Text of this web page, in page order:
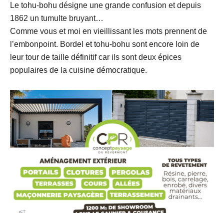
Le tohu-bohu désigne une grande confusion et depuis
1862 un tumulte bruyant…
Comme vous et moi en vieillissant les mots prennent de
l’embonpoint. Bordel et tohu-bohu sont encore loin de
leur tour de taille définitif car ils sont deux épices
populaires de la cuisine démocratique.